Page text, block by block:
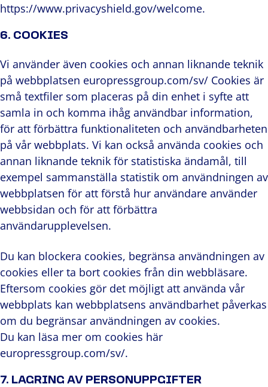
https://www.privacyshield.gov/welcome.
6. COOKIES
Vi använder även cookies och annan liknande teknik
på webbplatsen europressgroup.com/sv/ Cookies är
små textfiler som placeras på din enhet i syfte att
samla in och komma ihåg användbar information,
för att förbättra funktionaliteten och användbarheten
på vår webbplats. Vi kan också använda cookies och
annan liknande teknik för statistiska ändamål, till
exempel sammanställa statistik om användningen av
webbplatsen för att förstå hur användare använder
webbsidan och för att förbättra
användarupplevelsen.
Du kan blockera cookies, begränsa användningen av
cookies eller ta bort cookies från din webbläsare.
Eftersom cookies gör det möjligt att använda vår
webbplats kan webbplatsens användbarhet påverkas
om du begränsar användningen av cookies.
Du kan läsa mer om cookies här
europressgroup.com/sv/.
7. LAGRING AV PERSONUPPGIFTER